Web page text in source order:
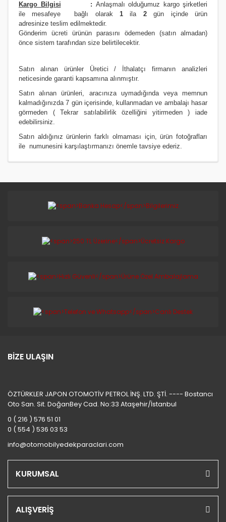
Kargo Bilgisi : Anlaşmalı olduğumuz kargo şirketleri
ile mesafeye bağlı olarak1 ila 2gün içinde ürün
adresinize teslim edilmektedir.
Gönderim ücreti ürünün parasını ödemeden (satın almadan)
önce sistem tarafından size belirtilecektir.
Satın alınan ürünler Üretici / İthalatçı firmanın analizleri
neticesinde garanti kapsamına alınmıştır.
Satın alınan ürünleri, aracınıza uymadığında veya memnun
kalmadığınızda 7 gün içerisinde, kullanmadan ve ambalajı hasar
görmeden ( Tekrar satılabilirlik özelliğini yitirmeden ) iade
edebilirsiniz.
Satın aldığınız ürünlerin farklı olmaması için, ürün fotoğrafları
ile numunesini karşılaştırmanızı önemle tavsiye ederiz.
BİZE ULAŞIN
ÖZTÜRKLER JAPON OTOMOTİV PETROL İNŞ. LTD. ŞTİ. ---- Bostancı
Oto San. Sit. DoğanBey Cad. No:33 Ataşehir/İstanbul
0 ( 216 ) 576 51 01
0 ( 554 ) 536 03 53
info@otomobilyedekparaclari.com
KURUMSAL
ALIŞVERİŞ